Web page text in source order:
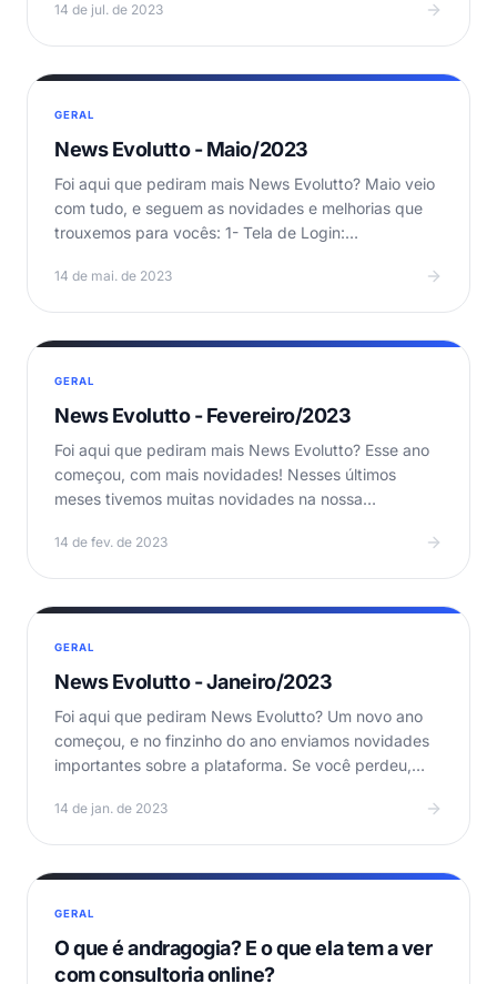
14 de jul. de 2023
GERAL
News Evolutto - Maio/2023
Foi aqui que pediram mais News Evolutto? Maio veio
com tudo, e seguem as novidades e melhorias que
trouxemos para vocês: 1- Tela de Login:
14 de mai. de 2023
GERAL
News Evolutto - Fevereiro/2023
Foi aqui que pediram mais News Evolutto? Esse ano
começou, com mais novidades! Nesses últimos
meses tivemos muitas novidades na nossa
14 de fev. de 2023
GERAL
News Evolutto - Janeiro/2023
Foi aqui que pediram News Evolutto? Um novo ano
começou, e no finzinho do ano enviamos novidades
importantes sobre a plataforma. Se você perdeu,
14 de jan. de 2023
GERAL
O que é andragogia? E o que ela tem a ver
com consultoria online?